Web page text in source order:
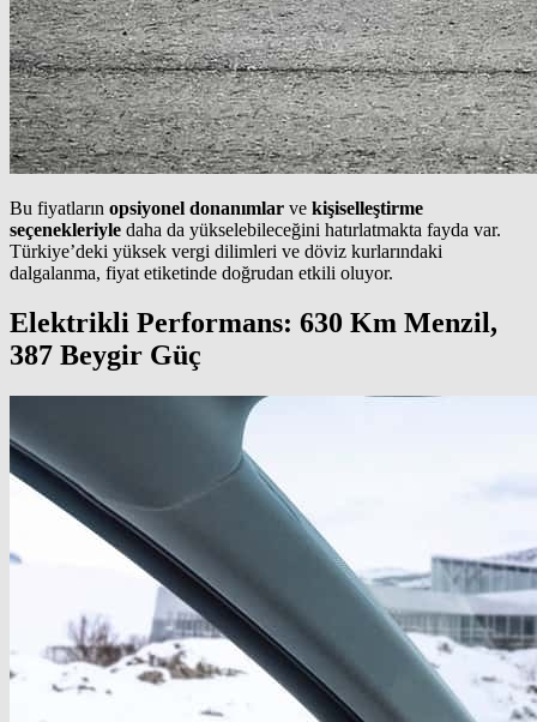
Bu fiyatların opsiyonel donanımlar ve kişiselleştirme
seçenekleriyle daha da yükselebileceğini hatırlatmakta fayda var.
Türkiye’deki yüksek vergi dilimleri ve döviz kurlarındaki
dalgalanma, fiyat etiketinde doğrudan etkili oluyor.
Elektrikli Performans: 630 Km Menzil,
387 Beygir Güç